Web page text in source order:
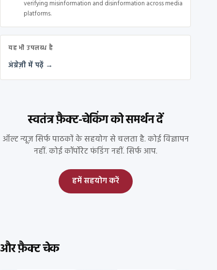
verifying misinformation and disinformation across media
platforms.
यह भी उपलब्ध है
अंग्रेज़ी में पढ़ें →
स्वतंत्र फ़ैक्ट-चेकिंग को समर्थन दें
ऑल्ट न्यूज़ सिर्फ पाठकों के सहयोग से चलता है. कोई विज्ञापन
नहीं. कोई कॉर्पोरेट फंडिंग नहीं. सिर्फ आप.
हमें सहयोग करें
और फ़ैक्ट चेक